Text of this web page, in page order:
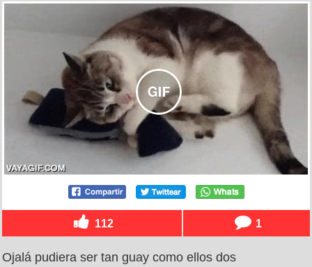
112 1
Ojalá pudiera ser tan guay como ellos dos